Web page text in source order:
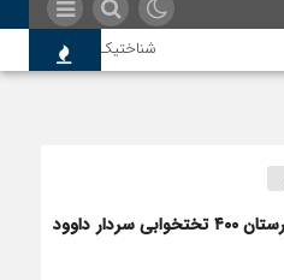
شناختیک| ۸۶ درصد مهاجران حامی ایران در جنگ؛ ۷۵ درصد مهاجران دولت چهاردهم را خیرخواه خود نمی‌دانند
اندیشکده آمریکایی:
تبدیل مقر ناتو در کابل به بیمارستان ۴۰۰ تختخوابی سردار داوود